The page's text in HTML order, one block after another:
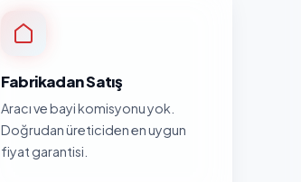
Fabrikadan Satış
Aracı ve bayi komisyonu yok.
Doğrudan üreticiden en uygun
fiyat garantisi.